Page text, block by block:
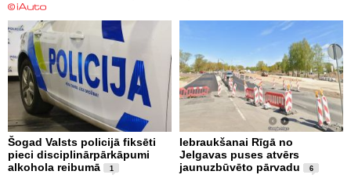
Šogad Valsts policijā fiksēti
pieci disciplinārpārkāpumi
alkohola reibumā
1
Iebraukšanai Rīgā no
Jelgavas puses atvērs
jaunuzbūvēto pārvadu
6